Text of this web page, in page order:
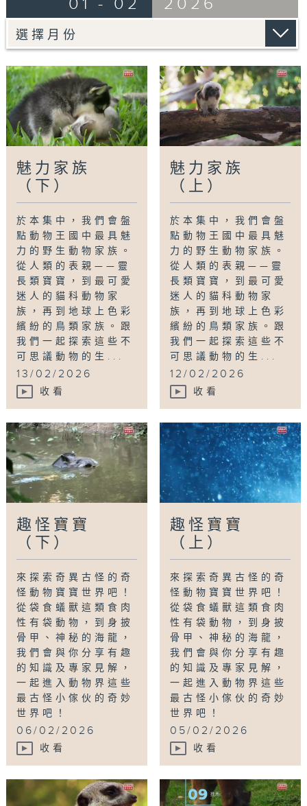
01 - 02 2026
魅力家族
（下）
於本集中，我們會盤
點動物王國中最具魅
力的野生動物家族。
從人類的表親——靈
長類寶寶，到最可愛
迷人的貓科動物家
族，再到地球上色彩
繽紛的鳥類家族。跟
我們一起探索這些不
可思議動物的生...
13/02/2026
收看
魅力家族
（上）
於本集中，我們會盤
點動物王國中最具魅
力的野生動物家族。
從人類的表親——靈
長類寶寶，到最可愛
迷人的貓科動物家
族，再到地球上色彩
繽紛的鳥類家族。跟
我們一起探索這些不
可思議動物的生...
12/02/2026
收看
趣怪寶寶
（下）
來探索奇異古怪的奇
怪動物寶寶世界吧！
從袋食蟻獸這類食肉
性有袋動物，到身披
骨甲、神秘的海龍，
我們會與你分享有趣
的知識及專家見解，
一起進入動物界這些
最古怪小傢伙的奇妙
世界吧！
06/02/2026
收看
趣怪寶寶
（上）
來探索奇異古怪的奇
怪動物寶寶世界吧！
從袋食蟻獸這類食肉
性有袋動物，到身披
骨甲、神秘的海龍，
我們會與你分享有趣
的知識及專家見解，
一起進入動物界這些
最古怪小傢伙的奇妙
世界吧！
05/02/2026
收看